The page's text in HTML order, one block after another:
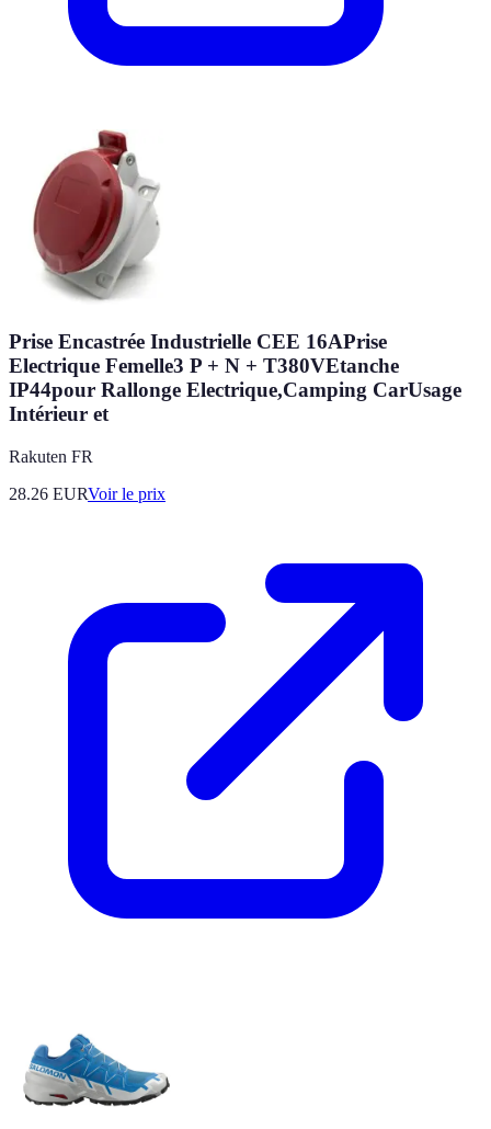
Prise Encastrée Industrielle CEE 16APrise
Electrique Femelle3 P + N + T380VEtanche
IP44pour Rallonge Electrique,Camping CarUsage
Intérieur et
Rakuten FR
28.26 EURVoir le prix